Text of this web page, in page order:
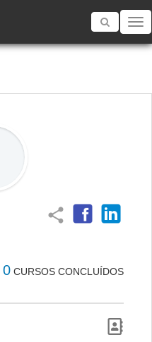
Toggle
share
0 CURSOS CONCLUÍDOS